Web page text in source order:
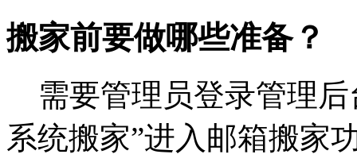
搬家前要做哪些准备？
需要管理员登录管理
系统搬家”进入邮箱搬家